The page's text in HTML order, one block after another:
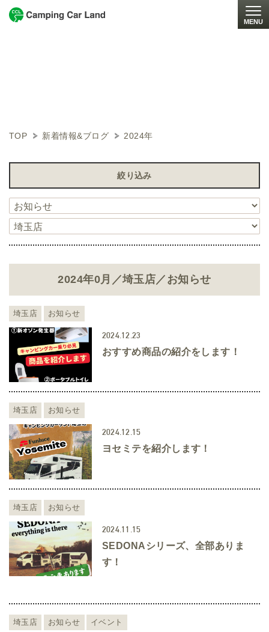
MENU
TOP 新着情報&ブログ 2024年
絞り込み
2024年0月／埼玉店／お知らせ
埼玉店 お知らせ
2024.12.23
おすすめ商品の紹介をします！
埼玉店 お知らせ
2024.12.15
ヨセミテを紹介します！
埼玉店 お知らせ
2024.11.15
SEDONAシリーズ、全部ありま
す！
埼玉店 お知らせ イベント